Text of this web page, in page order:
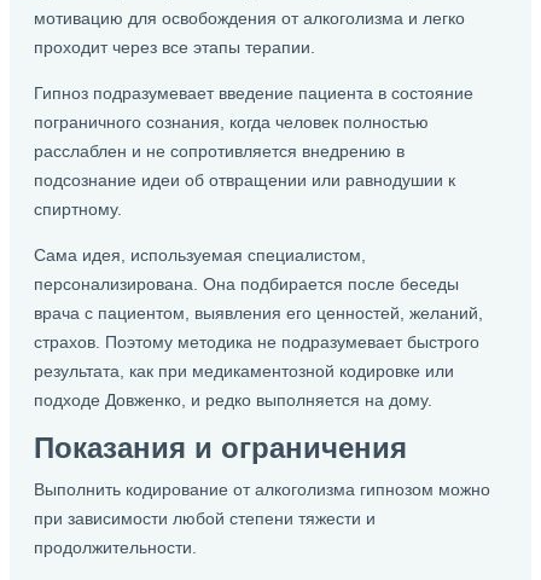
мотивацию для освобождения от алкоголизма и легко
проходит через все этапы терапии.
Гипноз подразумевает введение пациента в состояние
пограничного сознания, когда человек полностью
расслаблен и не сопротивляется внедрению в
подсознание идеи об отвращении или равнодушии к
спиртному.
Сама идея, используемая специалистом,
персонализирована. Она подбирается после беседы
врача с пациентом, выявления его ценностей, желаний,
страхов. Поэтому методика не подразумевает быстрого
результата, как при медикаментозной кодировке или
подходе Довженко, и редко выполняется на дому.
Показания и ограничения
Выполнить кодирование от алкоголизма гипнозом можно
при зависимости любой степени тяжести и
продолжительности.